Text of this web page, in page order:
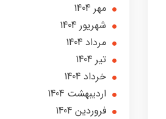
مهر 1404
شهریور 1404
مرداد 1404
تير 1404
خرداد 1404
ارديبهشت 1404
فروردین 1404